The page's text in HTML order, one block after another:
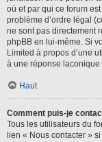
où et par qui ce forum
problème d’ordre légal
ne sont pas directement
phpBB en lui-même. Si
Limited à propos d’une
à une réponse laconique
Haut
Comment puis-je
Tous les utilisateurs du
lien « Nous contacter »